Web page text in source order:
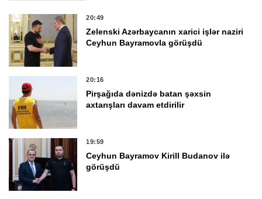
20:49
Zelenski Azərbaycanın xarici işlər naziri
Ceyhun Bayramovla görüşdü
20:16
Pirşağıda dənizdə batan şəxsin
axtarışları davam etdirilir
19:59
Ceyhun Bayramov Kirill Budanov ilə
görüşdü